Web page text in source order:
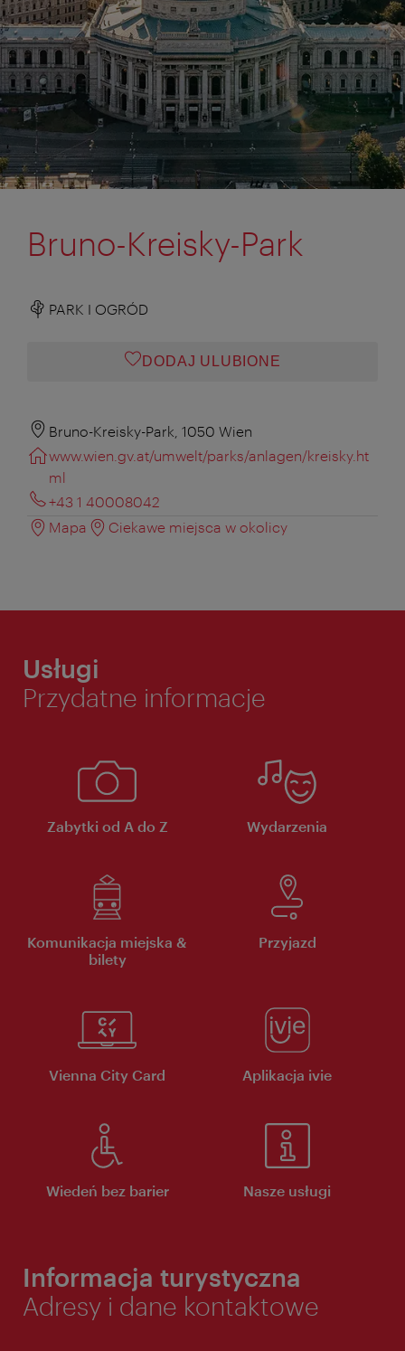
Bruno-Kreisky-Park
PARK I OGRÓD
DODAJ ULUBIONE
Bruno-Kreisky-Park, 1050 Wien
www.wien.gv.at/umwelt/parks/anlagen/kreisky.ht
ml
+43 1 40008042
Mapa
Ciekawe miejsca w okolicy
Usługi
Przydatne informacje
Zabytki od A do Z Wydarzenia
Komunikacja miejska &
bilety
Przyjazd
Vienna City Card Aplikacja ivie
Wiedeń bez barier Nasze usługi
Informacja turystyczna
Adresy i dane kontaktowe